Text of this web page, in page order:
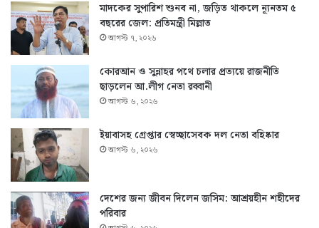
মাদকের সুপারিশ শুনব না, জড়িত থাকলে ন্যূনতম ৫
বছরের জেল: প্রতিমন্ত্রী মিল্লাত
আগস্ট ৭, ২০২৬
কোরআন ও সুন্নাহর পথে চলার প্রত্যয়ে রাজনীতি
ছাড়লেন আ.লীগ নেতা রব্বানী
আগস্ট ৬, ২০২৬
ইয়াবাসহ গ্রেপ্তার স্বেচ্ছাসেবক দল নেতা বহিষ্কার
আগস্ট ৬, ২০২৬
দেশের জন্য জীবন দিলেন জসিম: আশ্রয়হীন শহীদের
পরিবার